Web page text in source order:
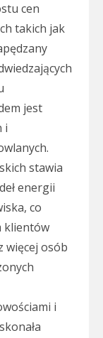
cen
takich jak
jest
i
stawia
energii
co
klientów
więcej osób
i